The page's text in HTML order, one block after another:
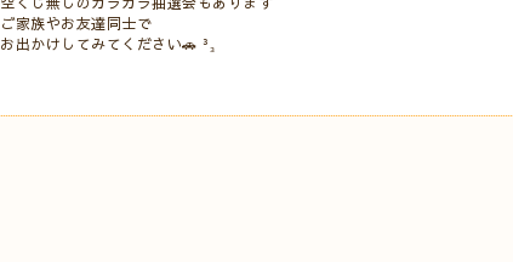
ご家族やお友達同士で⠀
お出かけしてみてください🚗 ³₃